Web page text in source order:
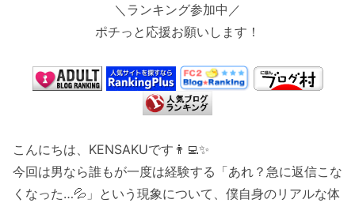
＼ランキング参加中／
ポチっと応援お願いします！
こんにちは、KENSAKUです👨‍💻✨
今回は男なら誰もが一度は経験する「あれ？急に返信こな
くなった…💦」という現象について、僕自身のリアルな体